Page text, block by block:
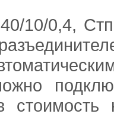
10/0,4,
стоимость